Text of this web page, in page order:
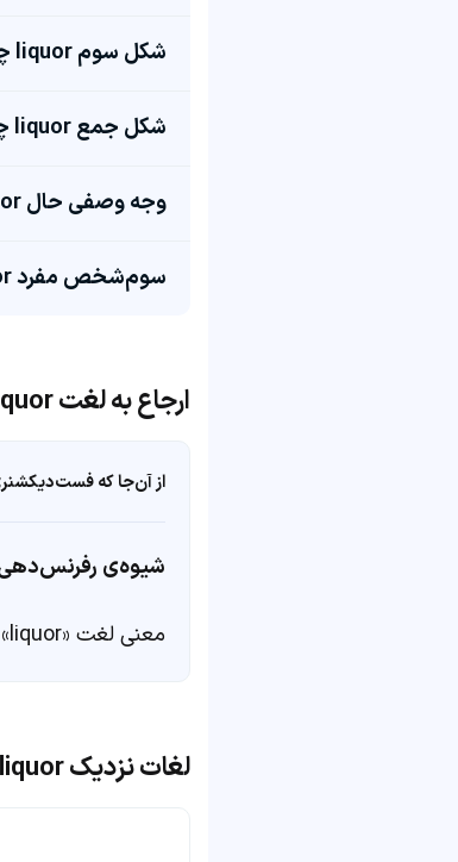
شکل سوم liquor چی میشه؟
شکل جمع liquor چی میشه؟
وجه وصفی حال liquor چی میشه؟
سوم‌شخص مفرد liquor چی میشه؟
ارجاع به لغت liquor
از آن‌جا که
شیوه‌ی
معنی لغت «liquor» در
لغات نزدیک liquor